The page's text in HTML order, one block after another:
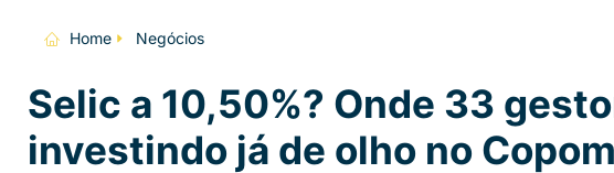
Home Negócios
Selic a 10,50%? Onde 33
investindo já de olho no